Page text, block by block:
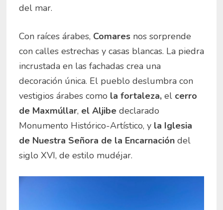
del mar.
Con raíces árabes, Comaresnos sorprende
con calles estrechas y casas blancas. La piedra
incrustada en las fachadas crea una
decoración única. El pueblo deslumbra con
vestigios árabes como la fortaleza,el cerro
de Maxmúllar, el Aljibedeclarado
Monumento Histórico-Artístico, yla Iglesia
de Nuestra Señora de la Encarnacióndel
siglo XVI, de estilo mudéjar.